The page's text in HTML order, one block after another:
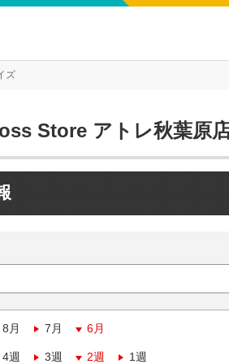
ズ
Store アトレ秋葉原
8月 7月 6月
4週 3週 2週 1週